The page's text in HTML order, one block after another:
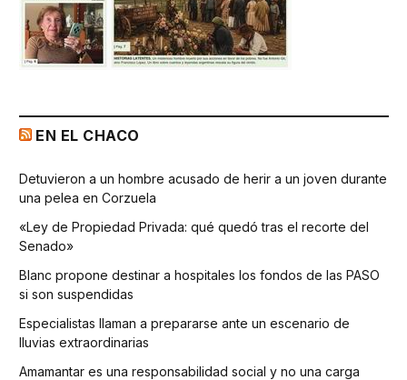
EN EL CHACO
Detuvieron a un hombre acusado de herir a un joven durante
una pelea en Corzuela
«Ley de Propiedad Privada: qué quedó tras el recorte del
Senado»
Blanc propone destinar a hospitales los fondos de las PASO
si son suspendidas
Especialistas llaman a prepararse ante un escenario de
lluvias extraordinarias
Amamantar es una responsabilidad social y no una carga